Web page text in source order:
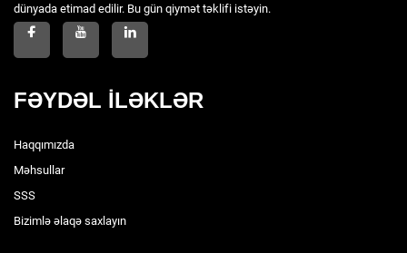
dünyada etimad edilir. Bu gün qiymət təklifi istəyin.
FƏYDƏL İLƏKLƏR
Haqqımızda
Məhsullar
SSS
Bizimlə əlaqə saxlayın